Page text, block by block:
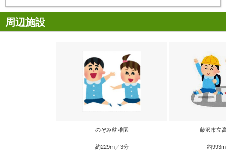
周辺施設
のぞみ幼稚園
約229m／3分
藤沢市立
約